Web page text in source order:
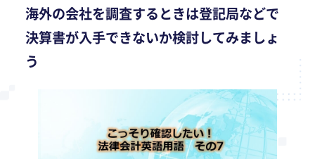
海外の会社を調査するときは登記局などで
決算書が入手できないか検討してみましょ
う